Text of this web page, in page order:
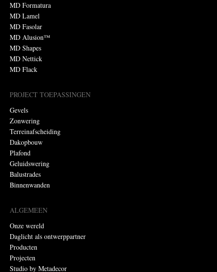
MD Formatura
MD Lamel
MD Fasolar
MD Alusion™
MD Shapes
MD Nettick
MD Flack
PROJECT TOEPASSINGEN
Gevels
Zonwering
Terreinafscheiding
Dakopbouw
Plafond
Geluidswering
Balustrades
Binnenwanden
ALGEMEEN
Onze wereld
Daglicht als ontwerppartner
Producten
Projecten
Studio by Metadecor